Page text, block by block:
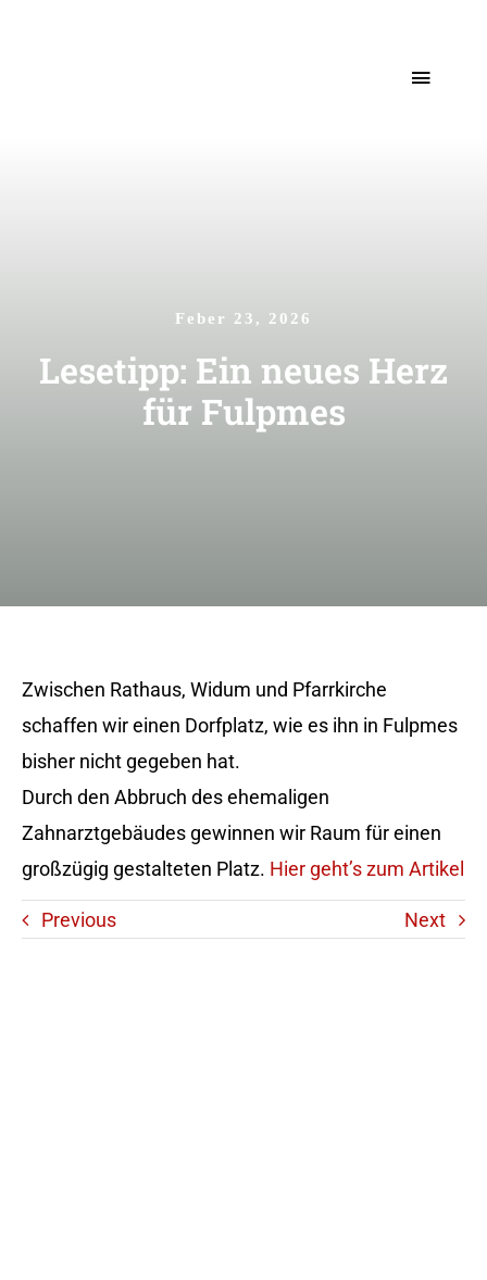
Toggle
Kontakt
Feber 23, 2026
Lesetipp: Ein neues Herz
für Fulpmes
Zwischen Rathaus, Widum und Pfarrkirche
schaffen wir einen Dorfplatz, wie es ihn in Fulpmes
bisher nicht gegeben hat.
Durch den Abbruch des ehemaligen
Zahnarztgebäudes gewinnen wir Raum für einen
großzügig gestalteten Platz. Hier geht’s zum Artikel
Previous Next